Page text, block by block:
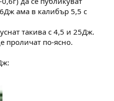
ама в калибър 5,5 с
такива с 4,5 и 25Дж.
проличат по-ясно.